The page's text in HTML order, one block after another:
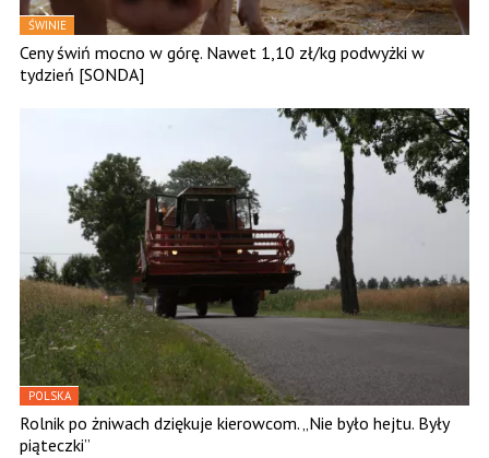
ŚWINIE
Ceny świń mocno w górę. Nawet 1,10 zł/kg podwyżki w
tydzień [SONDA]
POLSKA
Rolnik po żniwach dziękuje kierowcom. „Nie było hejtu. Były
piąteczki”